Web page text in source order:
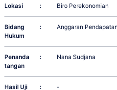
Lokasi : Biro Perekonomian
Bidang
Hukum
: Anggaran
Penanda
tangan
: Nana Sudjana
Hasil Uji
: -